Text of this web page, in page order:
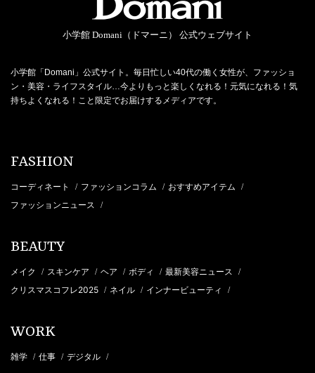
小学館 Domani（ドマーニ） 公式ウェブサイト
小学館「Domani」公式サイト。毎日忙しい40代の働く女性が、ファッショ
ン・美容・ライフスタイル…今よりもっと楽しくなれる！元気になれる！気
持ちよくなれる！こと限定でお届けするメディアです。
FASHION
コーディネート / ファッションコラム / おすすめアイテム /
ファッションニュース /
BEAUTY
メイク / スキンケア / ヘア / ボディ / 最新美容ニュース /
クリスマスコフレ2025 / ネイル / インナービューティ /
WORK
雑学 / 仕事 / デジタル /